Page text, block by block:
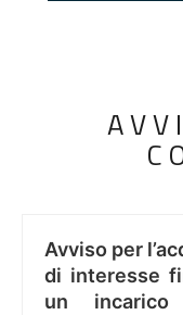
Avviso per
di interesse
un incarico